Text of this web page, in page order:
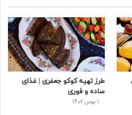
ی
ت
ر
ت
ر
ی
س
ت
ی
و
ب
پ
ر
س
طرز تهیه کوکو جعفری | غذای
ساده و فوری
1 بهمن 1402